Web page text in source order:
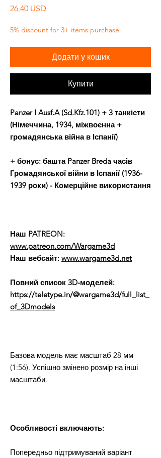
26,40 USD
5% discount for 3+ items purchase
Додати у кошик
Купити
Panzer I Ausf.A (Sd.Kfz.101) + 3 танкісти
(Німеччина, 1934, міжвоєнна +
громадянська війна в Іспанії)
+ бонус: башта Panzer Breda часів
Громадянської війни в Іспанії (1936-
1939 роки) - Комерційне використання
Наш PATREON:
www.patreon.com/Wargame3d
Наш вебсайт: www.wargame3d.net
Повний список 3D-моделей:
https://teletype.in/@wargame3d/full_list_
of_3Dmodels
Базова модель має масштаб 28 мм
(1:56). Успішно змінено розмір на інші
масштаби.
Особливості включають:
Попередньо підтримуваний варіант